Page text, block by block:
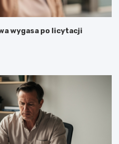
wygasa po licytacji